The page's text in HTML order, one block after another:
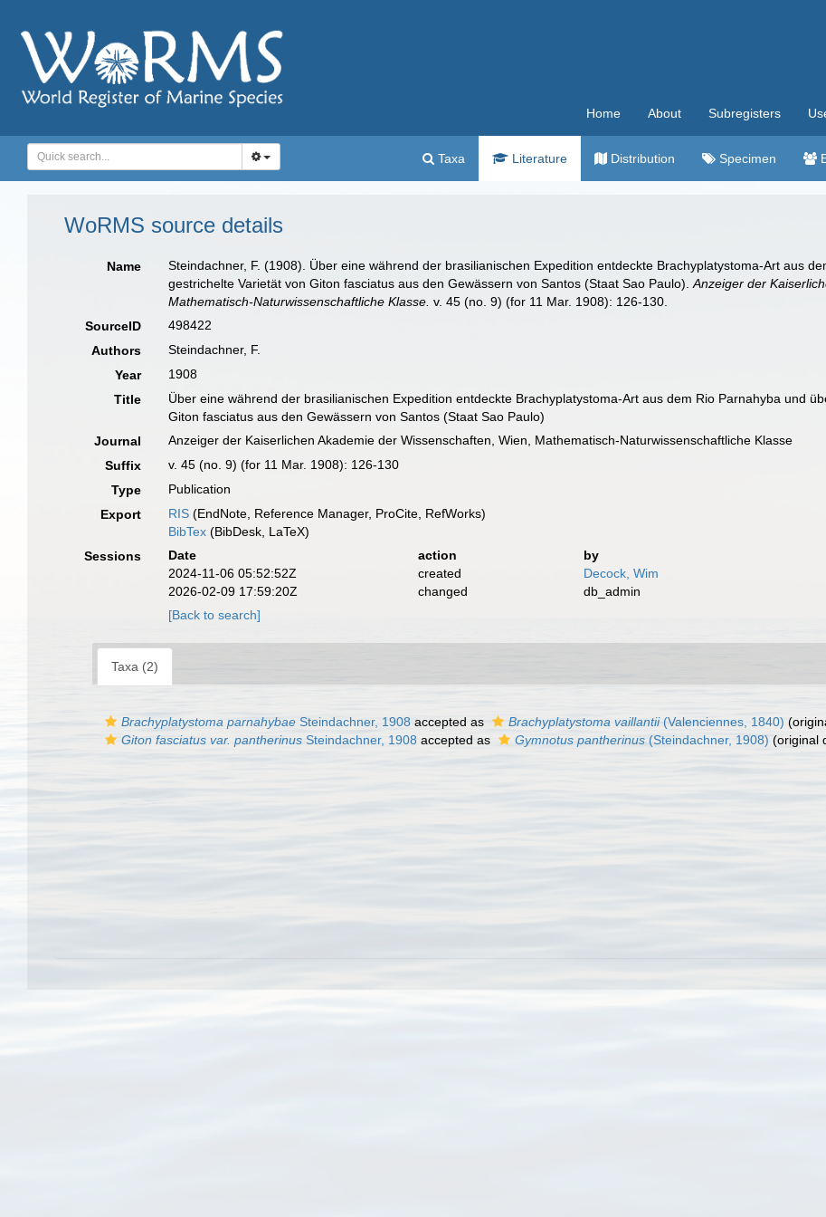
Home About Subregisters
Taxa Literature Distribution Specimen
WoRMS source details
Name
Steindachner, F. (1908). Über eine während der brasilianischen Expedition entdeckte Brachyplatystoma-Art aus
gestrichelte Varietät von Giton fasciatus aus den Gewässern von Santos (Staat Sao Paulo).Anzeiger der
Mathematisch-Naturwissenschaftliche Klasse. v. 45 (no. 9) (for 11 Mar. 1908): 126-130.
SourceID
498422
Authors
Steindachner, F.
Year
1908
Title
Über eine während der brasilianischen Expedition entdeckte Brachyplatystoma-Art aus dem Rio Parnahyba und
Giton fasciatus aus den Gewässern von Santos (Staat Sao Paulo)
Journal
Anzeiger der Kaiserlichen Akademie der Wissenschaften, Wien, Mathematisch-Naturwissenschaftliche Klasse
Suffix
v. 45 (no. 9) (for 11 Mar. 1908): 126-130
Type
Publication
Export
RIS (EndNote, Reference Manager, ProCite, RefWorks)
BibTex (BibDesk, LaTeX)
Sessions
Date action
by
2024-11-06 05:52:52Z
created
Decock, Wim
2026-02-09 17:59:20Z
changed
db_admin
[Back to search]
Taxa (2)
Brachyplatystoma parnahybae Steindachner, 1908 accepted as Brachyplatystoma vaillantii(Valenciennes, 1840)
Giton fasciatus var. pantherinus Steindachner, 1908 accepted as Gymnotus pantherinus (Steindachner, 1908) (original